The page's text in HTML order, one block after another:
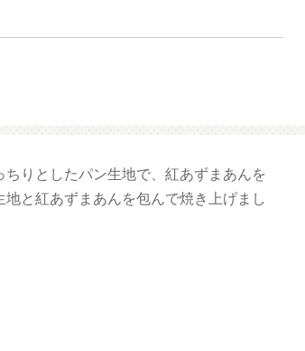
りとしたパン生地で、紅あずまあんを
と紅あずまあんを包んで焼き上げまし
シー
増量 ファミマ・ザ・クレープ 生
チョコ